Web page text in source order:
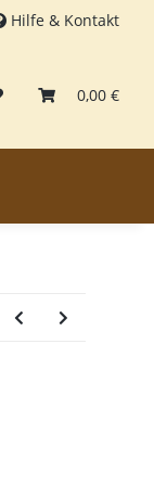
Hilfe & Kontakt
0,00 €